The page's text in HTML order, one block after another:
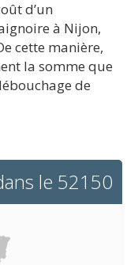
d’un
à Nijon,
cette manière,
la somme que
de
le 52150